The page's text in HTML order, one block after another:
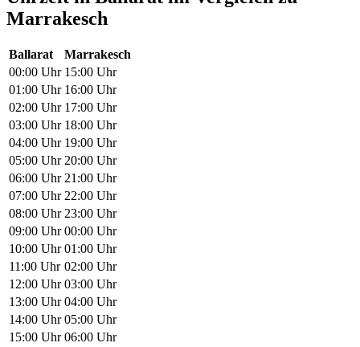
Marrakesch
Ballarat
Marrakesch
00:00 Uhr 15:00 Uhr
01:00 Uhr 16:00 Uhr
02:00 Uhr 17:00 Uhr
03:00 Uhr 18:00 Uhr
04:00 Uhr 19:00 Uhr
05:00 Uhr 20:00 Uhr
06:00 Uhr 21:00 Uhr
07:00 Uhr 22:00 Uhr
08:00 Uhr 23:00 Uhr
09:00 Uhr 00:00 Uhr
10:00 Uhr 01:00 Uhr
11:00 Uhr 02:00 Uhr
12:00 Uhr 03:00 Uhr
13:00 Uhr 04:00 Uhr
14:00 Uhr 05:00 Uhr
15:00 Uhr 06:00 Uhr